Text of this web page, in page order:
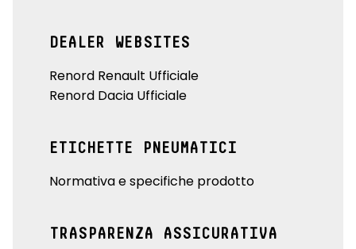
DEALER WEBSITES
Renord Renault Ufficiale
Renord Dacia Ufficiale
ETICHETTE PNEUMATICI
Normativa e specifiche prodotto
TRASPARENZA ASSICURATIVA